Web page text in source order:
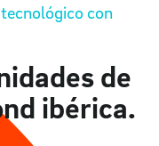
con
de
ibérica.